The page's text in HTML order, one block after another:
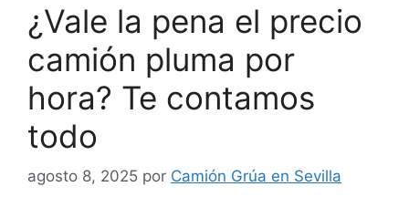
¿Vale la pena el precio
camión pluma por
hora? Te contamos
todo
agosto 8, 2025 por Camión Grúa en Sevilla